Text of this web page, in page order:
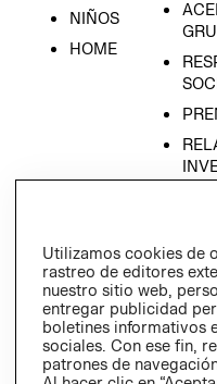
NIÑOS
HOME
Utilizamos cookies de
rastreo de editores
nuestro sitio web,
entregar publicidad
boletines informativos
sociales. Con ese fin,
patrones de